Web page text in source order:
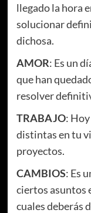
llegado la hora
solucionar
dichosa.
AMOR: Es un
que han
resolver
TRABAJO:
distintas en tu
proyectos.
CAMBIOS: Es
ciertos asuntos
cuales deberás